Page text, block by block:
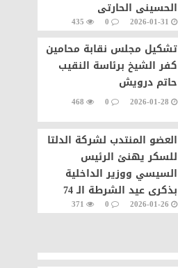
الحسينى الحارتى
2026-01-31
0
435
تشكيل مجلس نقابة محامين
كفر الشيخ برئاسة النقيب
حاتم درويش
2026-01-28
0
468
العضو المنتدب لشركة الدلتا
للسكر يهنئ الرئيس
السيسي ووزير الداخلية
بذكرى عيد الشرطة الـ 74
2026-01-26
0
371